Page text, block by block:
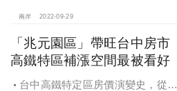
兩岸 2022-09-29
「兆元園區」帶旺台中房市
高鐵特區補漲空間最被看好
台中高鐵特定區房價演變史，從重